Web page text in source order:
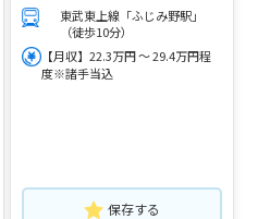
東武東上線「ふじみ野駅」
（徒歩10分）
【月収】22.3万円 ～ 29.4万円程
度※諸手当込
保存する